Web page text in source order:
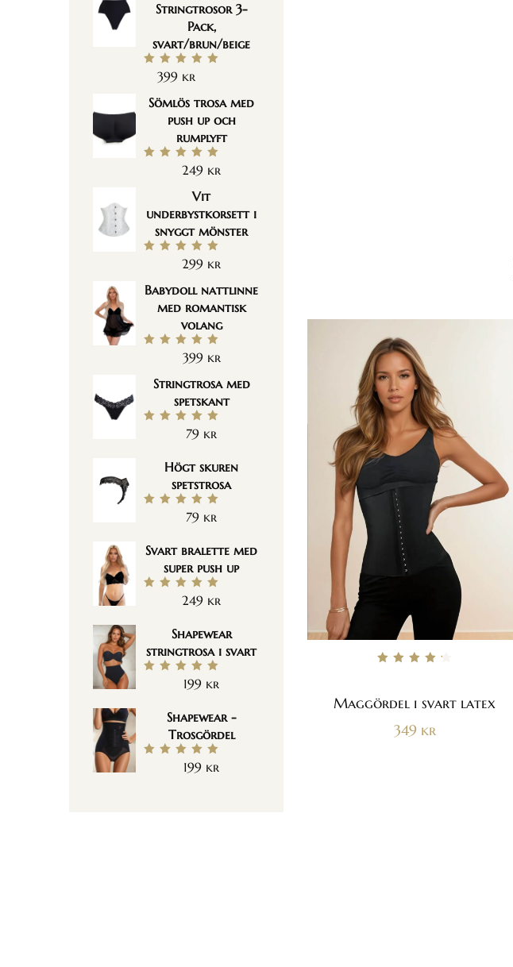
Maggördel i svart latex
349 kr
Stringtrosor 3-
Pack,
svart/brun/beige
Betygsatt
399 kr
Sömlös trosa med
push up och
rumplyft
Betygsatt
249 kr
Vit
underbystkorsett i
snyggt mönster
Betygsatt
299 kr
Babydoll nattlinne
med romantisk
volang
Betygsatt
399 kr
Stringtrosa med
spetskant
Betygsatt
79 kr
Högt skuren
spetstrosa
Betygsatt
79 kr
Svart bralette med
super push up
Betygsatt
249 kr
Shapewear
stringtrosa i svart
Betygsatt
199 kr
Shapewear -
Trosgördel
Betygsatt
199 kr